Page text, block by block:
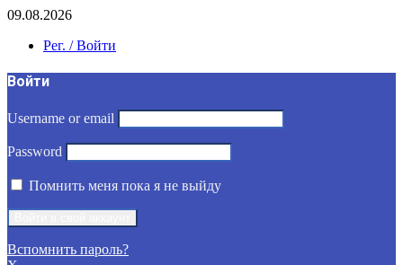
09.08.2026
Рег. / Войти
Войти
Username or email
Password
Помнить меня пока я не выйду
Вспомнить пароль?